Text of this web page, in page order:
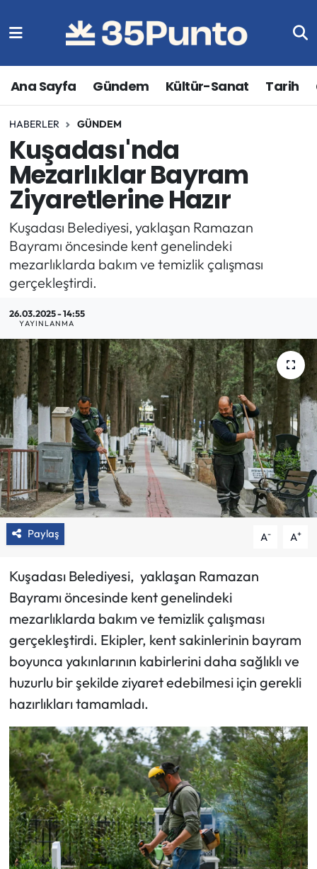
Ana Sayfa Gündem Kültür-Sanat Tarih
HABERLER GÜNDEM
Kuşadası'nda
Mezarlıklar Bayram
Ziyaretlerine Hazır
Kuşadası Belediyesi, yaklaşan Ramazan
Bayramı öncesinde kent genelindeki
mezarlıklarda bakım ve temizlik çalışması
gerçekleştirdi.
26.03.2025 - 14:55
YAYINLANMA
Paylaş A- A+
Kuşadası Belediyesi, yaklaşan Ramazan
Bayramı öncesinde kent genelindeki
mezarlıklarda bakım ve temizlik çalışması
gerçekleştirdi. Ekipler, kent sakinlerinin bayram
boyunca yakınlarının kabirlerini daha sağlıklı ve
huzurlu bir şekilde ziyaret edebilmesi için gerekli
hazırlıkları tamamladı.